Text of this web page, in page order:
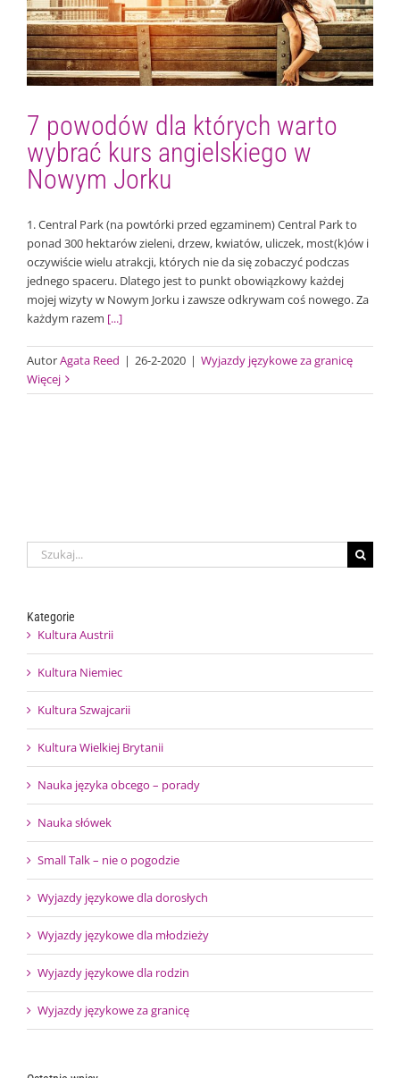
7 powodów dla których warto wybrać kurs
angielskiego w Nowym Jorku
Wyjazdy językowe za granicę
7 powodów dla których warto
wybrać kurs angielskiego w
Nowym Jorku
1. Central Park (na powtórki przed egzaminem) Central Park to
ponad 300 hektarów zieleni, drzew, kwiatów, uliczek, most(k)ów i
oczywiście wielu atrakcji, których nie da się zobaczyć podczas
jednego spaceru. Dlatego jest to punkt obowiązkowy każdej
mojej wizyty w Nowym Jorku i zawsze odkrywam coś nowego. Za
każdym razem [...]
AutorAgata Reed | 26-2-2020 | Wyjazdy językowe za granicę
Więcej
Szukaj
Kategorie
Kultura Austrii
Kultura Niemiec
Kultura Szwajcarii
Kultura Wielkiej Brytanii
Nauka języka obcego – porady
Nauka słówek
Small Talk – nie o pogodzie
Wyjazdy językowe dla dorosłych
Wyjazdy językowe dla młodzieży
Wyjazdy językowe dla rodzin
Wyjazdy językowe za granicę